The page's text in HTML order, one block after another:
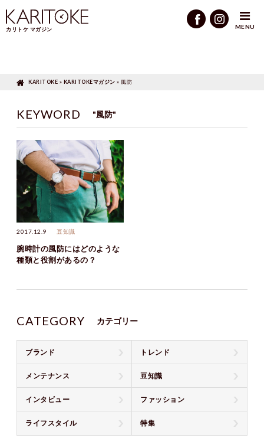
カリトケ マガジン MENU
KARITOKEマガジン » 風防
KARITOKE » KARITOKEマガジン » 風防
KEYWORD "風防"
2017.12.9 豆知識
腕時計の風防にはどのような
種類と役割があるの？
CATEGORY カテゴリー
ブランド トレンド
メンテナンス 豆知識
インタビュー ファッション
ライフスタイル 特集